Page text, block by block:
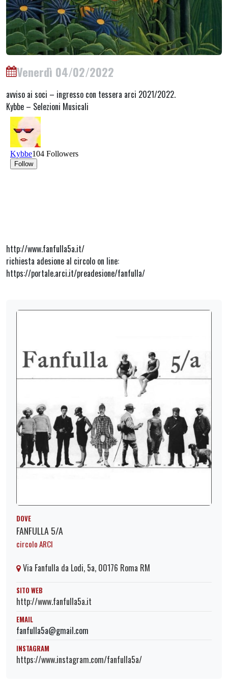
Venerdì 04/02/2022
avviso ai soci – ingresso con tessera arci 2021/2022.
Kybbe – Selezioni Musicali
http://www.fanfulla5a.it/
richiesta adesione al circolo on line:
https://portale.arci.it/preadesione/fanfulla/
DOVE
FANFULLA 5/A
circolo ARCI
Via Fanfulla da Lodi, 5a, 00176 Roma RM
SITO WEB
http://www.fanfulla5a.it
EMAIL
fanfulla5a@gmail.com
INSTAGRAM
https://www.instagram.com/fanfulla5a/